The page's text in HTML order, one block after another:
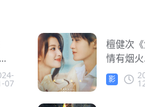
07
檀健次
情有烟
定档12
日 人在
影